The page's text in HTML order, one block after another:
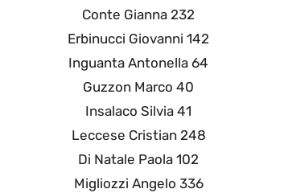
Conte Gianna 232
Erbinucci Giovanni 142
Inguanta Antonella 64
Guzzon Marco 40
Insalaco Silvia 41
Leccese Cristian 248
Di Natale Paola 102
Migliozzi Angelo 336